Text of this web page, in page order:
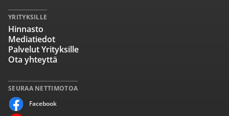
SEURAA NETTIMOTOA
Facebook
YRITYKSILLE
Hinnasto
Mediatiedot
Palvelut Yrityksille
Ota yhteyttä